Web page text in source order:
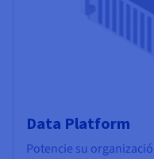
Data Platform
Potencie su